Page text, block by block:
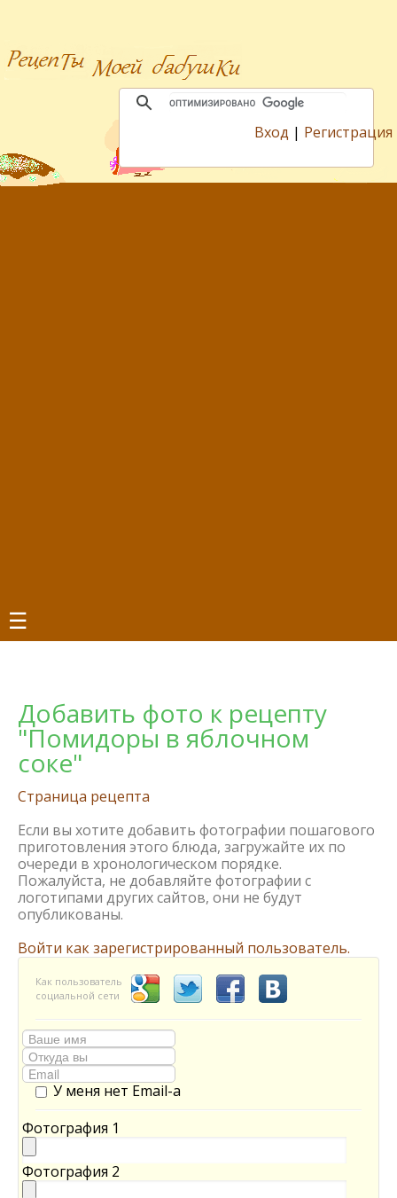
Вход | Регистрация
☰
Добавить фото к рецепту
"Помидоры в яблочном
соке"
Страница рецепта
Если вы хотите добавить фотографии пошагового
приготовления этого блюда, загружайте их по
очереди в хронологическом порядке.
Пожалуйста, не добавляйте фотографии с
логотипами других сайтов, они не будут
опубликованы.
Войти как зарегистрированный пользователь.
Как пользователь
социальной сети
У меня нет Email-а
Фотография 1
Фотография 2